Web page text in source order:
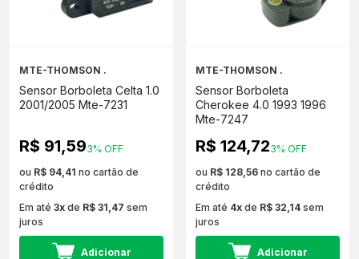
MTE-THOMSON .
Sensor Borboleta Celta 1.0
2001/2005 Mte-7231
R$ 91,593% OFF
ou R$ 94,41 no cartão de
crédito
Em até 3x de R$ 31,47 sem
juros
Adicionar
MTE-THOMSON .
Sensor Borboleta
Cherokee 4.0 1993 1996
Mte-7247
R$ 124,723% OFF
ou R$ 128,56 no cartão de
crédito
Em até 4x de R$ 32,14 sem
juros
Adicionar